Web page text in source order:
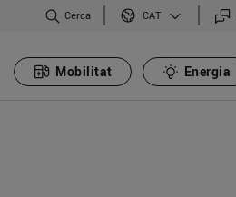
Cerca CAT
Mobilitat Energia